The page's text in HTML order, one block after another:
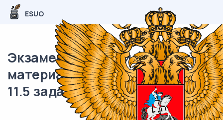
ESUO
Экзаменационный (типовой)
материал ЕГЭ / Литература /
11.5 задание / 42